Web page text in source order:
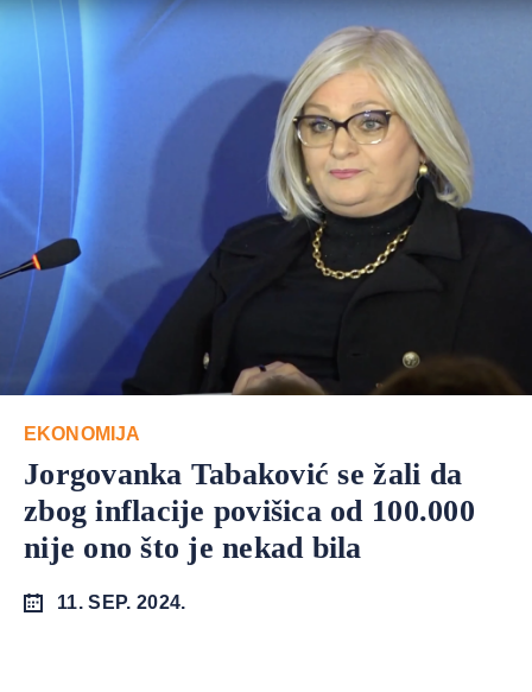
EKONOMIJA
Jorgovanka Tabaković se žali da
zbog inflacije povišica od 100.000
nije ono što je nekad bila
11. SEP. 2024.